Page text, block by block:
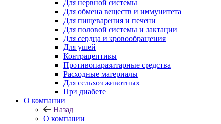
Для нервной системы
Для обмена веществ и иммунитета
Для пищеварения и печени
Для половой системы и лактации
Для сердца и кровообращения
Для ушей
Контрацептивы
Противопаразитарные средства
Расходные материалы
Для сельхоз животных
При диабете
О компании
Назад
О компании